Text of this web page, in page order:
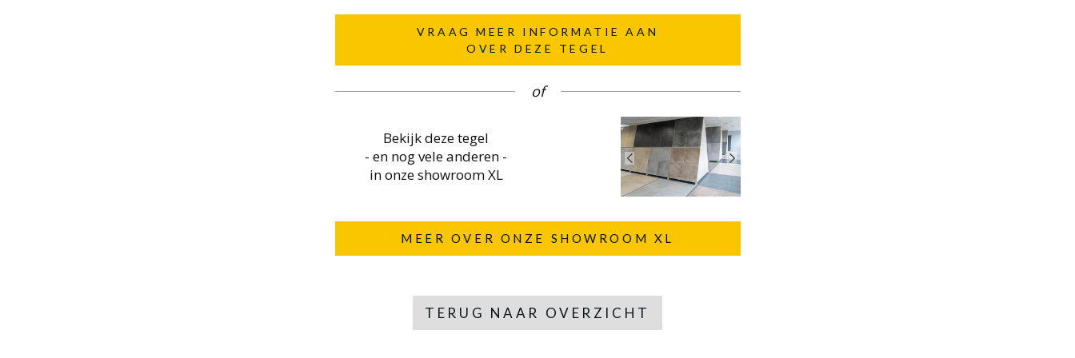
VRAAG MEER INFORMATIE AAN
OVER DEZE TEGEL
of
Bekijk deze tegel
- en nog vele anderen -
in onze showroom XL
MEER OVER ONZE SHOWROOM XL
TERUG NAAR OVERZICHT